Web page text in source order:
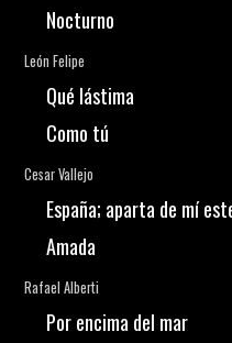
Nocturno
León Felipe
Qué lástima
Como tú
Cesar Vallejo
España; aparta de mí
Amada
Rafael Alberti
Por encima del mar